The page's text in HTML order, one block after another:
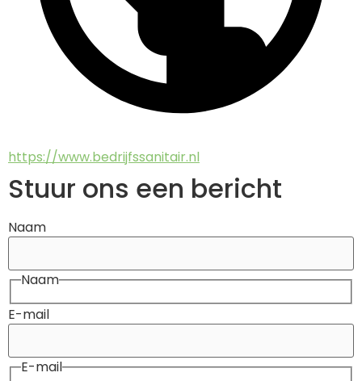
https://www.bedrijfssanitair.nl
Stuur ons een bericht
Naam
Naam
E-mail
E-mail